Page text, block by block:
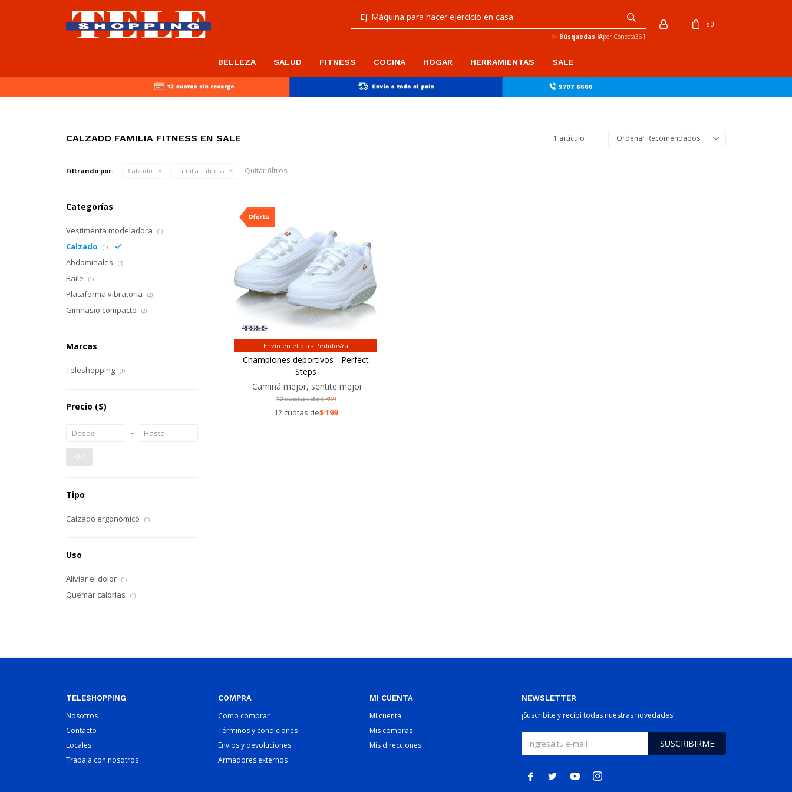
BELLEZA SALUD FITNESS COCINA HOGAR HERRAMIENTAS SALE
✨ Búsquedas IApor Conecta361
$0
CALZADO FAMILIA FITNESS EN SALE 1 artículo Recomendados
Filtrando por: Calzado Familia: Fitness Quitar filtros
Envío en el día - PedidosYa
Championes deportivos - Perfect
Steps
Caminá mejor, sentite mejor
12 cuotas de:$399
12 cuotas de$199
Categorías
Vestimenta modeladora (1)
Calzado (1)
Abdominales (3)
Baile (1)
Plataforma vibratoria (2)
Gimnasio compacto (2)
Marcas
Teleshopping (1)
Precio ($)
OK
Tipo
Calzado ergonómico (1)
Uso
Aliviar el dolor (1)
Quemar calorías (1)
TELESHOPPING
Nosotros
Contacto
Locales
Trabaja con nosotros
COMPRA
Como comprar
Términos y condiciones
Envíos y devoluciones
Armadores externos
MI CUENTA
Mi cuenta
Mis compras
Mis direcciones
NEWSLETTER
¡Suscribite y recibí todas nuestras novedades!
SUSCRIBIRME
   